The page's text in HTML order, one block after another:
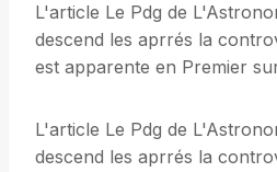
L'article Le Pdg de
descend les aprrés la
est apparente en Premier
L'article Le Pdg de
descend les aprrés la